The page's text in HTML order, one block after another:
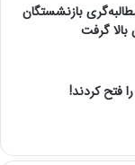
بازنشستگان
گرفت
فتح کردند!